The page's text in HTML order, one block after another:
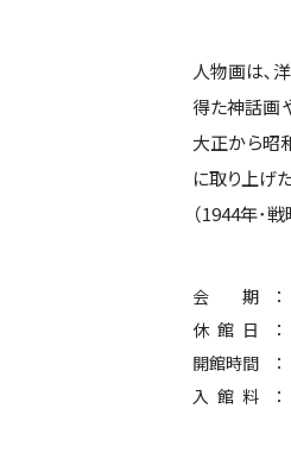
人物画は､
得た神話画
大正から昭
に取り上げ
（1944年･
会期
休館日
開館時間
入館料